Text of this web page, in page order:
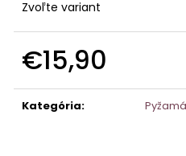
Zvoľte variant
€15,90
cena:
Kategória: